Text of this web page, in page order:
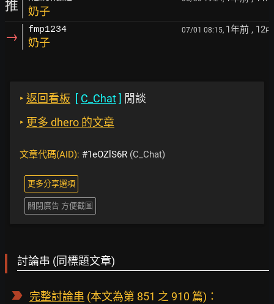
推 奶子
→ fmp1234 07/01 08:15, 1年前 , 12F
奶子
‣ 返回看板 [ C_Chat] 閒談
‣ 更多 dhero 的文章
文章代碼(AID): #1eOZlS6R (C_Chat)
更多分享選項
關閉廣告 方便截圖
討論串 (同標題文章)
完整討論串 (本文為第 851 之 910 篇)：